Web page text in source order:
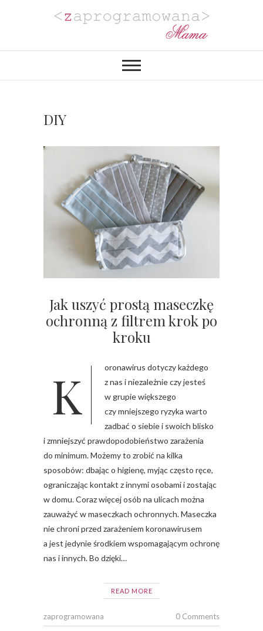
Zaprogramowana
Mama
ORGANIZACJI I REALIZACJI
DIY
Jak uszyć prostą maseczkę
ochronną z filtrem krok po
kroku
Koronawirus dotyczy każdego
z nas i niezależnie czy jesteś
w grupie większego
czy mniejszego ryzyka warto
zadbać o siebie i swoich blisko
i zmniejszyć prawdopodobieństwo zarażenia
do minimum. Możemy to zrobić na kilka
sposobów: dbając o higienę, myjąc często ręce,
ograniczając kontakt z innymi osobami i zostając
w domu. Coraz więcej osób na ulicach można
zauważyć w maseczkach ochronnych. Maseczka
nie chroni przed zarażeniem koronawirusem
a jest jedynie środkiem wspomagającym ochronę
nas i innych. Bo dzięki…
READ MORE
zaprogramowana 0 Comments